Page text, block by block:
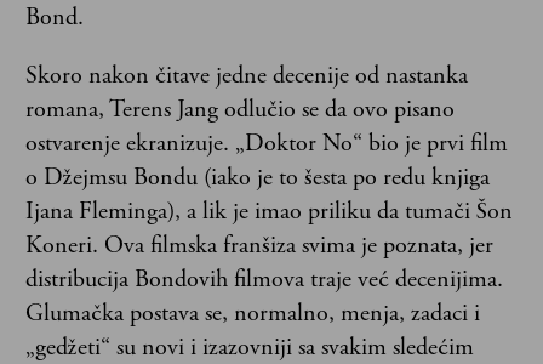
Bond.
Skoro nakon čitave jedne decenije od nastanka
romana, Terens Jang odlučio se da ovo pisano
ostvarenje ekranizuje. „Doktor No“ bio je prvi film
o Džejmsu Bondu (iako je to šesta po redu knjiga
Ijana Fleminga), a lik je imao priliku da tumači Šon
Koneri. Ova filmska franšiza svima je poznata, jer
distribucija Bondovih filmova traje već decenijima.
Glumačka postava se, normalno, menja, zadaci i
„gedžeti“ su novi i izazovniji sa svakim sledećim